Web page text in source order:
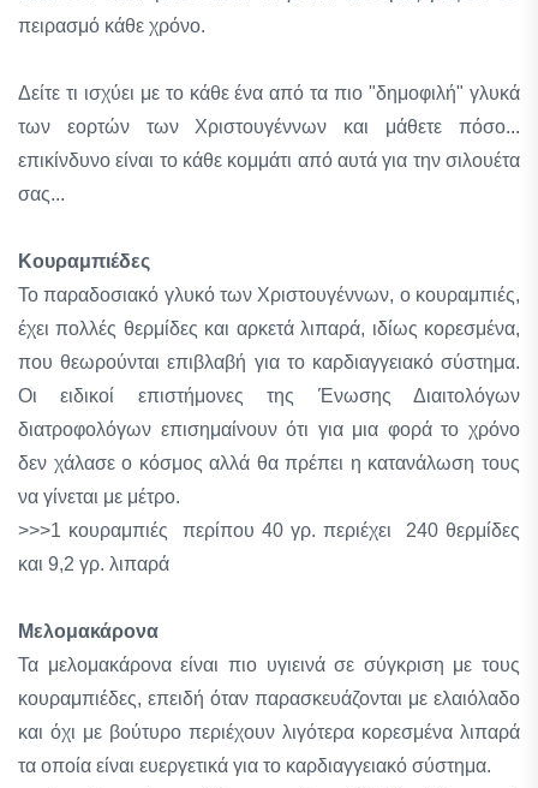
πειρασμό κάθε χρόνο.
Δείτε τι ισχύει με το κάθε ένα από τα πιο "δημοφιλή" γλυκά
των εορτών των Χριστουγέννων και μάθετε πόσο...
επικίνδυνο είναι το κάθε κομμάτι από αυτά για την σιλουέτα
σας...
Κουραμπιέδες
Το παραδοσιακό γλυκό των Χριστουγέννων, ο κουραμπιές,
έχει πολλές θερμίδες και αρκετά λιπαρά, ιδίως κορεσμένα,
που θεωρούνται επιβλαβή για το καρδιαγγειακό σύστημα.
Οι ειδικοί επιστήμονες της Ένωσης Διαιτολόγων
διατροφολόγων επισημαίνουν ότι για μια φορά το χρόνο
δεν χάλασε ο κόσμος αλλά θα πρέπει η κατανάλωση τους
να γίνεται με μέτρο.
>>>1 κουραμπιές περίπου 40 γρ. περιέχει 240 θερμίδες
και 9,2 γρ. λιπαρά
Μελομακάρονα
Τα μελομακάρονα είναι πιο υγιεινά σε σύγκριση με τους
κουραμπιέδες, επειδή όταν παρασκευάζονται με ελαιόλαδο
και όχι με βούτυρο περιέχουν λιγότερα κορεσμένα λιπαρά
τα οποία είναι ευεργετικά για το καρδιαγγειακό σύστημα.